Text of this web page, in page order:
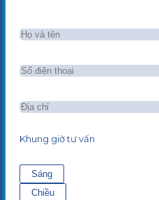
Khung giờ tư vấn
Sáng
Chiều